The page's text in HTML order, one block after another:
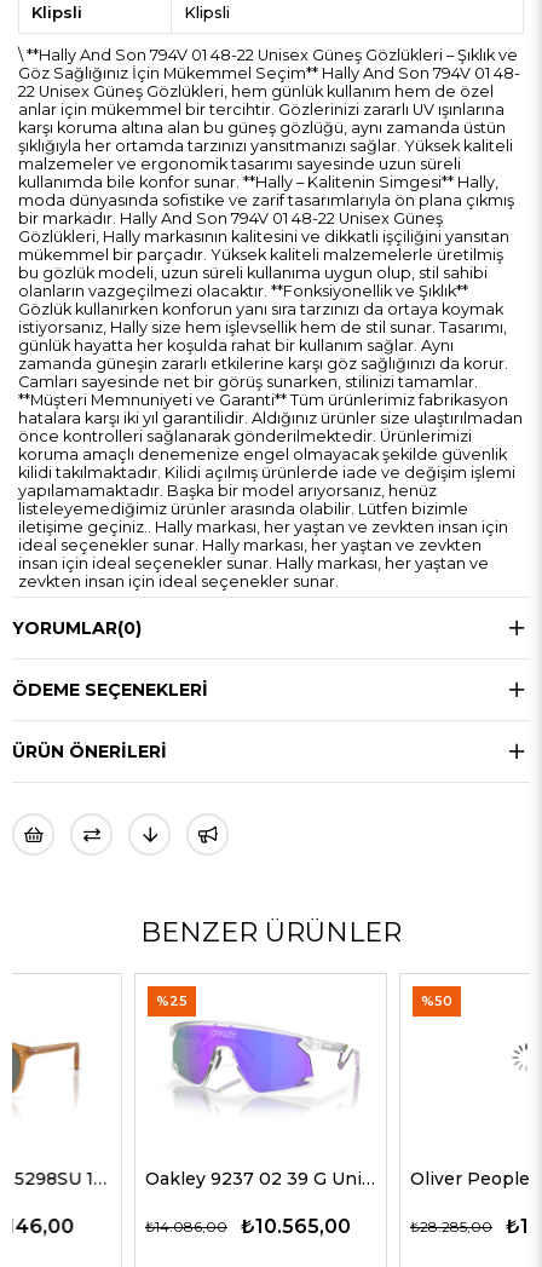
Klipsli Klipsli
\ **Hally And Son 794V 01 48-22 Unisex Güneş Gözlükleri – Şıklık ve
Göz Sağlığınız İçin Mükemmel Seçim** Hally And Son 794V 01 48-
22 Unisex Güneş Gözlükleri, hem günlük kullanım hem de özel
anlar için mükemmel bir tercihtir. Gözlerinizi zararlı UV ışınlarına
karşı koruma altına alan bu güneş gözlüğü, aynı zamanda üstün
şıklığıyla her ortamda tarzınızı yansıtmanızı sağlar. Yüksek kaliteli
malzemeler ve ergonomik tasarımı sayesinde uzun süreli
kullanımda bile konfor sunar. **Hally – Kalitenin Simgesi** Hally,
moda dünyasında sofistike ve zarif tasarımlarıyla ön plana çıkmış
bir markadır. Hally And Son 794V 01 48-22 Unisex Güneş
Gözlükleri, Hally markasının kalitesini ve dikkatli işçiliğini yansıtan
mükemmel bir parçadır. Yüksek kaliteli malzemelerle üretilmiş
bu gözlük modeli, uzun süreli kullanıma uygun olup, stil sahibi
olanların vazgeçilmezi olacaktır. **Fonksiyonellik ve Şıklık**
Gözlük kullanırken konforun yanı sıra tarzınızı da ortaya koymak
istiyorsanız, Hally size hem işlevsellik hem de stil sunar. Tasarımı,
günlük hayatta her koşulda rahat bir kullanım sağlar. Aynı
zamanda güneşin zararlı etkilerine karşı göz sağlığınızı da korur.
Camları sayesinde net bir görüş sunarken, stilinizi tamamlar.
**Müşteri Memnuniyeti ve Garanti** Tüm ürünlerimiz fabrikasyon
hatalara karşı iki yıl garantilidir. Aldığınız ürünler size ulaştırılmadan
önce kontrolleri sağlanarak gönderilmektedir. Ürünlerimizi
koruma amaçlı denemenize engel olmayacak şekilde güvenlik
kilidi takılmaktadır. Kilidi açılmış ürünlerde iade ve değişim işlemi
yapılamamaktadır. Başka bir model arıyorsanız, henüz
listeleyemediğimiz ürünler arasında olabilir. Lütfen bizimle
iletişime geçiniz.. Hally markası, her yaştan ve zevkten insan için
ideal seçenekler sunar. Hally markası, her yaştan ve zevkten
insan için ideal seçenekler sunar. Hally markası, her yaştan ve
zevkten insan için ideal seçenekler sunar.
YORUMLAR(0)
ÖDEME SEÇENEKLERI
ÜRÜN ÖNERILERI
BENZER ÜRÜNLER
Oakley 9237 02 39 G Unisex Güneş Gözlükleri
₺10.565,00
₺14.086,00
Oliver Peoples 5514SU 1678C5 51 G Unisex Güneş Gözlükleri
₺14.143,00
₺28.285,00